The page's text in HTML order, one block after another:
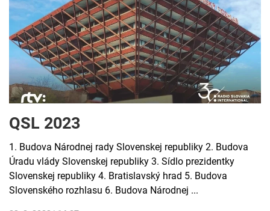
QSL 2023
1. Budova Národnej rady Slovenskej republiky 2. Budova
Úradu vlády Slovenskej republiky 3. Sídlo prezidentky
Slovenskej republiky 4. Bratislavský hrad 5. Budova
Slovenského rozhlasu 6. Budova Národnej ...